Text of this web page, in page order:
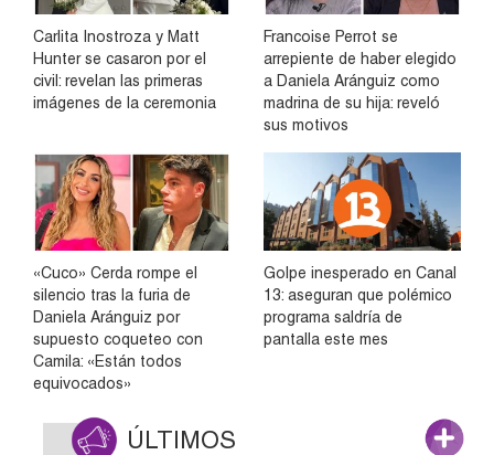
Carlita Inostroza y Matt
Hunter se casaron por el
civil: revelan las primeras
imágenes de la ceremonia
Francoise Perrot se
arrepiente de haber elegido
a Daniela Aránguiz como
madrina de su hija: reveló
sus motivos
«Cuco» Cerda rompe el
silencio tras la furia de
Daniela Aránguiz por
supuesto coqueteo con
Camila: «Están todos
equivocados»
Golpe inesperado en Canal
13: aseguran que polémico
programa saldría de
pantalla este mes
ÚLTIMOS